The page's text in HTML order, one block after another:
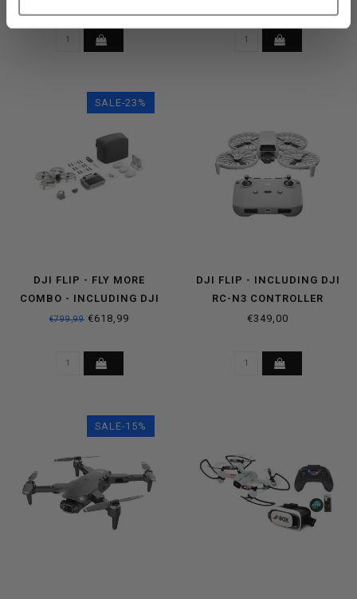
SALE-23%
DJI FLIP - FLY MORE
COMBO - INCLUDING DJI
RC331 SMART CONTROLLER
€799,99 €618,99
DJI FLIP - INCLUDING DJI
RC-N3 CONTROLLER
€349,00
SALE-15%